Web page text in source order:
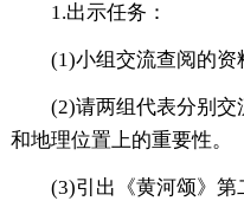
1.出示任务：
(1)小组交流查阅的资
(2)请两组代表分别
和地理位置上的重要性。
(3)引出《黄河颂》第